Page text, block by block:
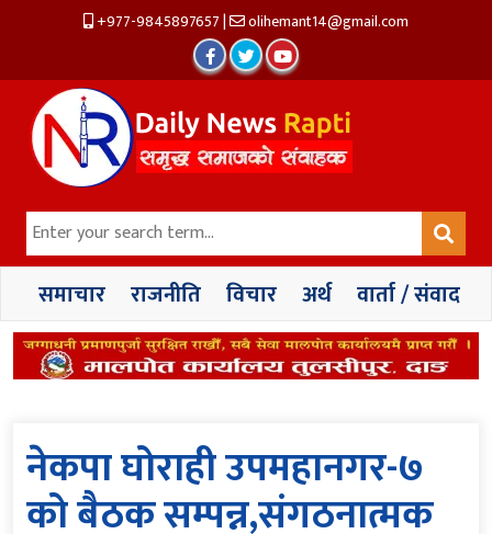
+977-9845897657| olihemant14@gmail.com
समाचार राजनीति विचार अर्थ वार्ता / संवाद
नेकपा घोराही उपमहानगर-७
को बैठक सम्पन्न,संगठनात्मक